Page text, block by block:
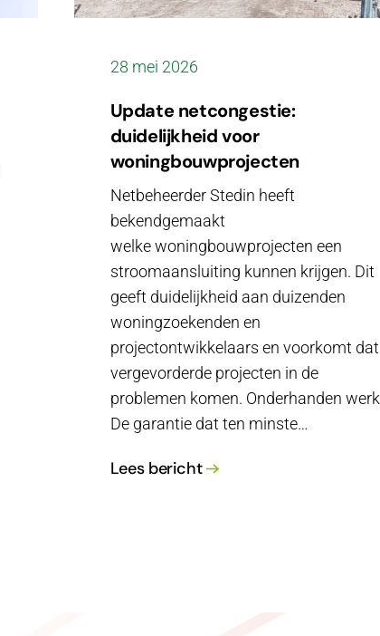
28 mei 2026
Update netcongestie:
duidelijkheid voor
woningbouwprojecten
Netbeheerder Stedin heeft
bekendgemaakt
welke woningbouwprojecten een
stroomaansluiting kunnen krijgen. Dit
geeft duidelijkheid aan duizenden
woningzoekenden en
projectontwikkelaars en voorkomt dat
vergevorderde projecten in de
problemen komen. Onderhanden werk
De garantie dat ten minste…
Lees bericht